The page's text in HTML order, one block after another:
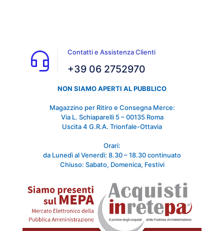
Contatti e Assistenza Clienti
+39 06 2752970
NON SIAMO APERTI AL PUBBLICO
Magazzino per Ritiro e Consegna Merce:
Via L. Schiaparelli 5 – 00135 Roma
Uscita 4 G.R.A. Trionfale-Ottavia
Orari:
da Lunedì al Venerdì: 8.30 – 18.30 continuato
Chiuso: Sabato, Domenica, Festivi